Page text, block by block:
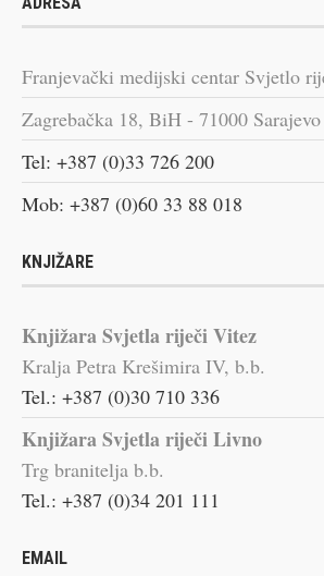
Franjevački medijski centar Svjetlo
Zagrebačka 18, BiH - 71000 Sarajevo
Tel: +387 (0)33 726 200
Mob: +387 (0)60 33 88 018
KNJIŽARE
Knjižara Svjetla riječi Vitez
Kralja Petra Krešimira IV, b.b.
Tel.: +387 (0)30 710 336
Knjižara Svjetla riječi Livno
Trg branitelja b.b.
Tel.: +387 (0)34 201 111
EMAIL